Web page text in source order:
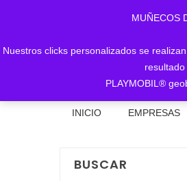
MUÑECOS
Nuestros clicks personalizados se
PLAYMOBIL®
INICIO EMPRESAS
BUSCAR